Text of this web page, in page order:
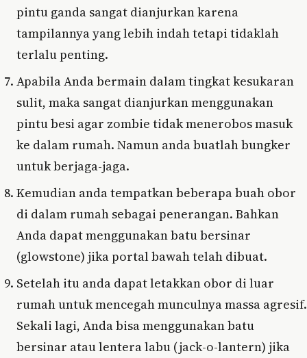
pintu ganda sangat dianjurkan karena
tampilannya yang lebih indah tetapi tidaklah
terlalu penting.
Apabila Anda bermain dalam tingkat kesukaran
sulit, maka sangat dianjurkan menggunakan
pintu besi agar zombie tidak menerobos masuk
ke dalam rumah. Namun anda buatlah bungker
untuk berjaga-jaga.
Kemudian anda tempatkan beberapa buah obor
di dalam rumah sebagai penerangan. Bahkan
Anda dapat menggunakan batu bersinar
(glowstone) jika portal bawah telah dibuat.
Setelah itu anda dapat letakkan obor di luar
rumah untuk mencegah munculnya massa agresif.
Sekali lagi, Anda bisa menggunakan batu
bersinar atau lentera labu (jack-o-lantern) jika